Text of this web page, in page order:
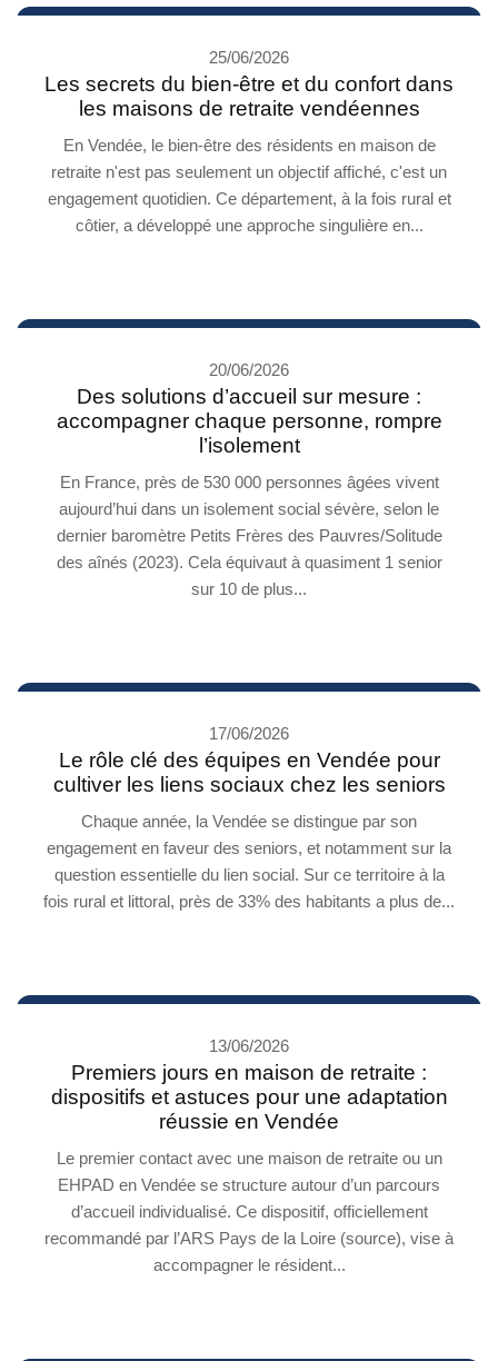
25/06/2026
Les secrets du bien-être et du confort dans
les maisons de retraite vendéennes
En Vendée, le bien-être des résidents en maison de
retraite n'est pas seulement un objectif affiché, c'est un
engagement quotidien. Ce département, à la fois rural et
côtier, a développé une approche singulière en...
20/06/2026
Des solutions d’accueil sur mesure :
accompagner chaque personne, rompre
l’isolement
En France, près de 530 000 personnes âgées vivent
aujourd’hui dans un isolement social sévère, selon le
dernier baromètre Petits Frères des Pauvres/Solitude
des aînés (2023). Cela équivaut à quasiment 1 senior
sur 10 de plus...
17/06/2026
Le rôle clé des équipes en Vendée pour
cultiver les liens sociaux chez les seniors
Chaque année, la Vendée se distingue par son
engagement en faveur des seniors, et notamment sur la
question essentielle du lien social. Sur ce territoire à la
fois rural et littoral, près de 33% des habitants a plus de...
13/06/2026
Premiers jours en maison de retraite :
dispositifs et astuces pour une adaptation
réussie en Vendée
Le premier contact avec une maison de retraite ou un
EHPAD en Vendée se structure autour d’un parcours
d’accueil individualisé. Ce dispositif, officiellement
recommandé par l’ARS Pays de la Loire (source), vise à
accompagner le résident...